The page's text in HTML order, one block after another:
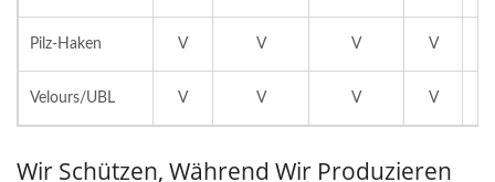
Pilz-Haken V V V V
Velours/UBL V V V V
Wir Schützen, Während Wir Produzieren